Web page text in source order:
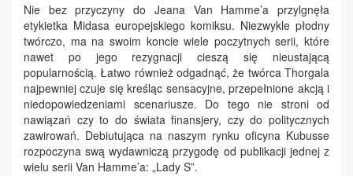
Nie bez przyczyny do Jeana Van Hamme’a przylgnęła
etykietka Midasa europejskiego komiksu. Niezwykle płodny
twórczo, ma na swoim koncie wiele poczytnych serii, które
nawet po jego rezygnacji cieszą się nieustającą
popularnością. Łatwo również odgadnąć, że twórca Thorgala
najpewniej czuje się kreśląc sensacyjne, przepełnione akcją i
niedopowiedzeniami scenariusze. Do tego nie stroni od
nawiązań czy to do świata finansjery, czy do politycznych
zawirowań. Debiutująca na naszym rynku oficyna Kubusse
rozpoczyna swą wydawniczą przygodę od publikacji jednej z
wielu serii Van Hamme’a: „Lady S”.